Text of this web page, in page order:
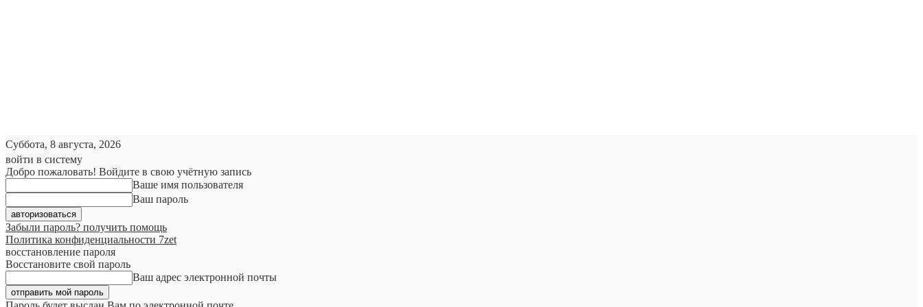
Суббота, 8 августа, 2026
войти в систему
Добро пожаловать! Войдите в свою учётную запись
Ваше имя пользователя
Ваш пароль
Забыли пароль? получить помощь
Политика конфиденциальности 7zet
восстановление пароля
Восстановите свой пароль
Ваш адрес электронной почты